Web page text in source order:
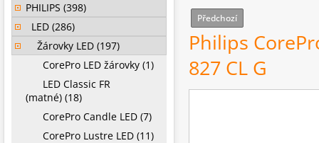
Předchozí
Philips
827 CL G
PHILIPS (398)
LED (286)
Žárovky LED (197)
CorePro LED žárovky (1)
LED Classic FR
(matné) (18)
CorePro Candle LED (7)
CorePro Lustre LED (11)